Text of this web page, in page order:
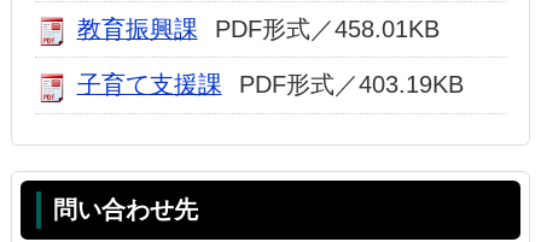
教育振興課 PDF形式／458.01KB
子育て支援課 PDF形式／403.19KB
問い合わせ先